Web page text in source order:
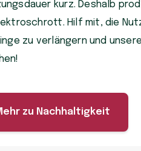
kurz. Deshalb
Hilf mit, die
zu verlängern und
zu Nachhaltigkeit